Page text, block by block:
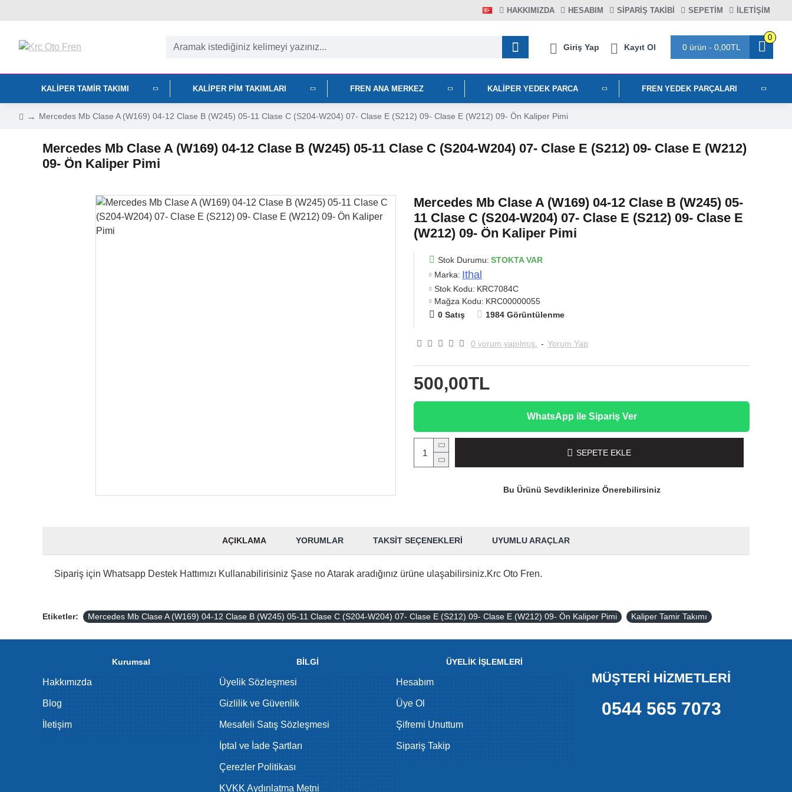
HAKKIMIZDA HESABIM SIPARIŞ TAKIBI SEPETIM İLETİŞİM
Giriş Yap Kayıt Ol 0 ürün - 0,00TL
0
KALIPER TAMIR TAKIMI KALIPER PIM TAKIMLARI FREN ANA MERKEZ KALIPER YEDEK PARCA FREN YEDEK PARÇALARI
Mercedes Mb Clase A (W169) 04-12 Clase B (W245) 05-11 Clase C (S204-W204) 07- Clase E (S212) 09- Clase E (W212) 09- Ön Kaliper Pimi
Mercedes Mb Clase A (W169) 04-12 Clase B (W245) 05-11 Clase C (S204-W204) 07- Clase E (S212) 09- Clase E (W212)
09- Ön Kaliper Pimi
Mercedes Mb Clase A (W169) 04-12 Clase B (W245) 05-
11 Clase C (S204-W204) 07- Clase E (S212) 09- Clase E
(W212) 09- Ön Kaliper Pimi
Stok Durumu: STOKTA VAR
Marka: Ithal
Stok Kodu: KRC7084C
Mağza Kodu: KRC00000055
0 Satış
1984 Görüntülenme
0 yorum yapılmış. - Yorum Yap
500,00TL
WhatsApp ile Sipariş Ver
SEPETE EKLE
Bu Ürünü Sevdiklerinize Önerebilirsiniz
AÇIKLAMA YORUMLAR TAKSIT SEÇENEKLERI UYUMLU ARAÇLAR
Sipariş için Whatsapp Destek Hattımızı Kullanabilirisiniz Şase no Atarak aradığınız ürüne ulaşabilirsiniz.Krc Oto Fren.
Etiketler: Mercedes Mb Clase A (W169) 04-12 Clase B (W245) 05-11 Clase C (S204-W204) 07- Clase E (S212) 09- Clase E (W212) 09- Ön Kaliper Pimi Kaliper Tamir Takımı
Kurumsal
Hakkımızda
Blog
İletişim
BİLGİ
Üyelik Sözleşmesi
Gizlilik ve Güvenlik
Mesafeli Satış Sözleşmesi
İptal ve İade Şartları
Çerezler Politikası
KVKK Aydınlatma Metni
ÜYELİK İŞLEMLERİ
Hesabım
Üye Ol
Şifremi Unuttum
Sipariş Takip
MÜŞTERİ HİZMETLERİ
0544 565 7073